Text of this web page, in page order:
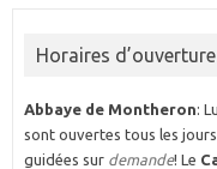
Horaires d’ouverture
Abbaye de Montheron:
sont ouvertes tous les
guidées sur demande! Le